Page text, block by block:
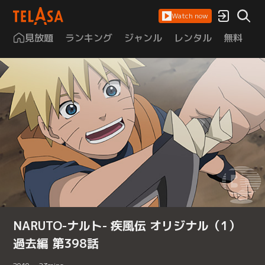
Watch now
見放題 ランキング ジャンル レンタル 無料
NARUTO-ナルト- 疾風伝 オリジナル（1）
過去編 第398話